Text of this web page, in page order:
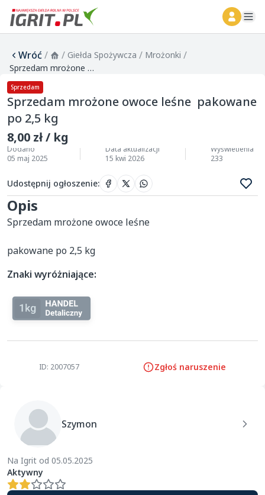
Wróć/ / Giełda Spożywcza / Mrożonki /
Sprzedam mrożone owoce leśne pakowane po 2,5 kg
Sprzedam
Sprzedam mrożone owoce leśne pakowane
po 2,5 kg
8,00 zł / kg
Dodano
05 maj 2025
Data aktualizacji
15 kwi 2026
Wyświetlenia
233
Udostępnij ogłoszenie:
Opis
Sprzedam mrożone owoce leśne
pakowane po 2,5 kg
Znaki wyróżniające:
ID: 2007057 Zgłoś naruszenie
Szymon
Na Igrit od 05.05.2025
Aktywny